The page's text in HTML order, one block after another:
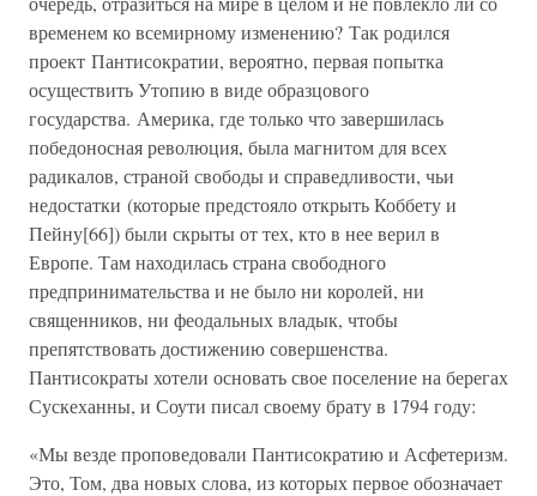
временем ко всемирному изменению? Так родился
проект Пантисократии, вероятно, первая попытка
осуществить Утопию в виде образцового
государства. Америка, где только что завершилась
победоносная революция, была магнитом для всех
радикалов, страной свободы и справедливости, чьи
недостатки (которые предстояло открыть Коббету и
Пейну[66]) были скрыты от тех, кто в нее верил в
Европе. Там находилась страна свободного
предпринимательства и не было ни королей, ни
священников, ни феодальных владык, чтобы
препятствовать достижению совершенства.
Пантисократы хотели основать свое поселение на берегах
Сускеханны, и Соути писал своему брату в 1794 году:
«Мы везде проповедовали Пантисократию и Асфетеризм.
Это, Том, два новых слова, из которых первое обозначает